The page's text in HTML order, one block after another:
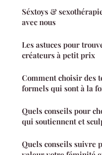
Séxtoys &
avec nous
Les astuces pour
créateurs à petit prix
Comment choisir des
formels qui sont à la
Quels conseils pour
qui soutiennent et
Quels conseils suivre